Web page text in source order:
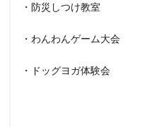
・防災しつけ教室
・わんわんゲーム大会
・ドッグヨガ体験会